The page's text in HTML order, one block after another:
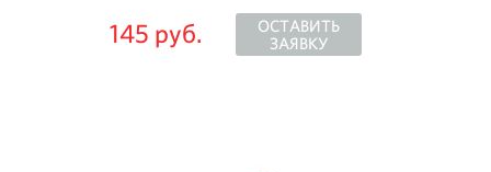
145 руб.
ОСТАВИТЬ
ЗАЯВКУ